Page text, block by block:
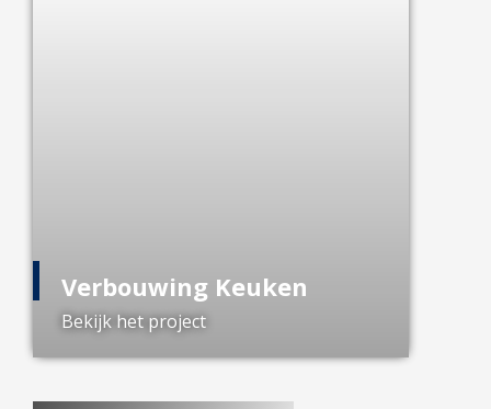
Verbouwing Keuken
Bekijk het project